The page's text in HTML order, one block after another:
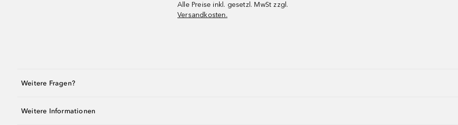
Alle Preise inkl. gesetzl. MwSt zzgl.
Versandkosten.
Weitere Fragen?
Weitere Informationen